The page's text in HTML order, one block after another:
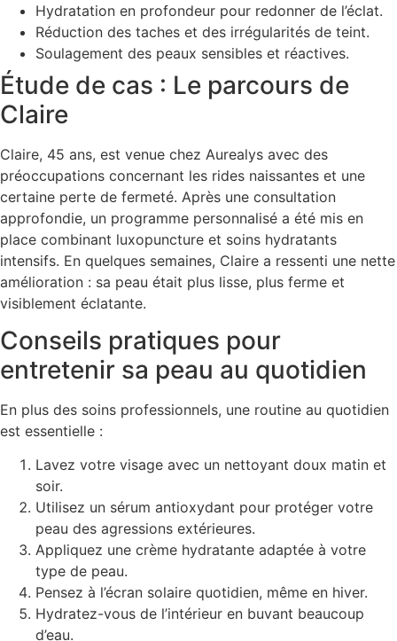
Hydratation en profondeur pour redonner de l’éclat.
Réduction des taches et des irrégularités de teint.
Soulagement des peaux sensibles et réactives.
Étude de cas : Le parcours de
Claire
Claire, 45 ans, est venue chez Aurealys avec des
préoccupations concernant les rides naissantes et une
certaine perte de fermeté. Après une consultation
approfondie, un programme personnalisé a été mis en
place combinant luxopuncture et soins hydratants
intensifs. En quelques semaines, Claire a ressenti une nette
amélioration : sa peau était plus lisse, plus ferme et
visiblement éclatante.
Conseils pratiques pour
entretenir sa peau au quotidien
En plus des soins professionnels, une routine au quotidien
est essentielle :
Lavez votre visage avec un nettoyant doux matin et
soir.
Utilisez un sérum antioxydant pour protéger votre
peau des agressions extérieures.
Appliquez une crème hydratante adaptée à votre
type de peau.
Pensez à l’écran solaire quotidien, même en hiver.
Hydratez-vous de l’intérieur en buvant beaucoup
d’eau.